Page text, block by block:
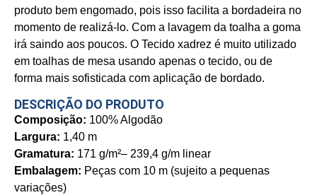
produto bem engomado, pois isso facilita a bordadeira no
momento de realizá-lo. Com a lavagem da toalha a goma
irá saindo aos poucos. O Tecido xadrez é muito utilizado
em toalhas de mesa usando apenas o tecido, ou de
forma mais sofisticada com aplicação de bordado.
DESCRIÇÃO DO PRODUTO
Composição: 100% Algodão
Largura: 1,40 m
Gramatura: 171 g/m²– 239,4 g/m linear
Embalagem: Peças com 10 m (sujeito a pequenas
variações)